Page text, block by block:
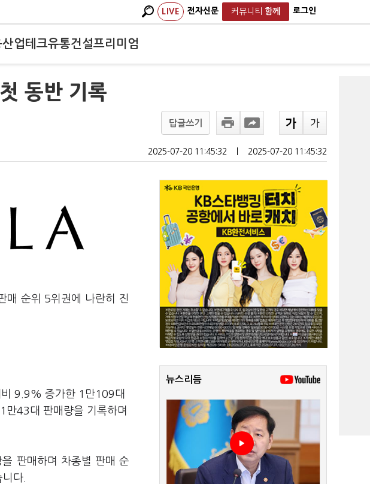
LIVE 전자신문 커뮤니티 함께 로그인
산업테크유통건설프리미엄
동반 기록
답글쓰기
2025-07-20 11:45:32 2025-07-20 11:45:32
매 순위 5위권에 나란히 진
비 9.9% 증가한 1만109대
43대 판매량을 기록하며
판매하며 차종별 판매 순
다.
뉴스리듬